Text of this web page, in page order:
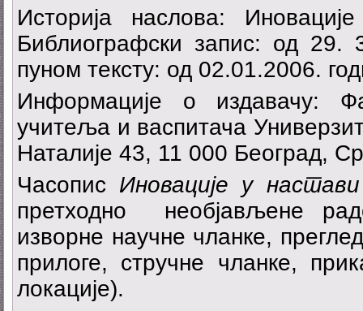
Историја наслова:
Библиографски запис: од 29.
пуном тексту: од 02.01.2006.
Информације о издавачу:
учитеља и васпитача
Наталије 43, 11 000 Београд,
Часопис Иновације у
претходно необјављене
изворне научне чланке,
прилоге, стручне чланке,
локације).